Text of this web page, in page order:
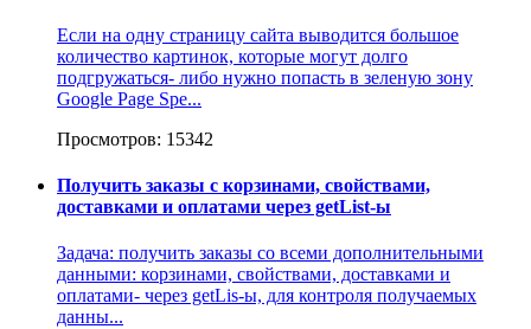
Если на одну страницу сайта выводится большое
количество картинок, которые могут долго
подгружаться- либо нужно попасть в зеленую зону
Google Page Spe...
Просмотров: 15342
Получить заказы с корзинами, свойствами,
доставками и оплатами через getList-ы
Задача: получить заказы со всеми дополнительными
данными: корзинами, свойствами, доставками и
оплатами- через getLis-ы, для контроля получаемых
данны...